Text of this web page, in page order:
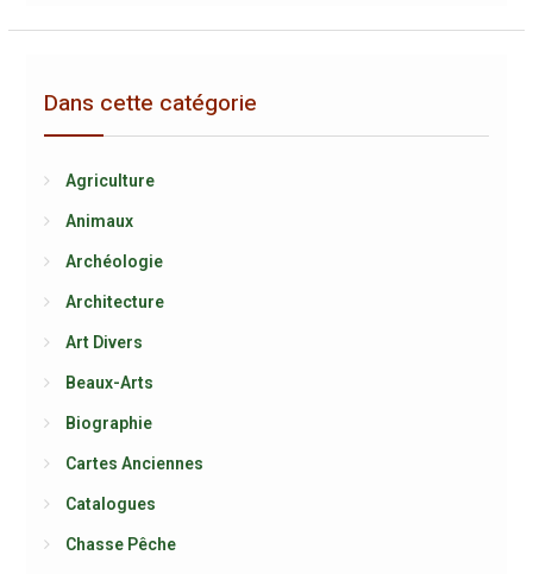
Dans cette catégorie
Agriculture
Animaux
Archéologie
Architecture
Art Divers
Beaux-Arts
Biographie
Cartes Anciennes
Catalogues
Chasse Pêche